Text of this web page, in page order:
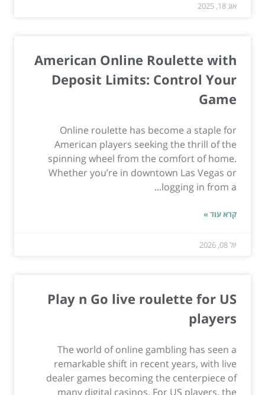
אוג 18, 2025
American Online Roulette with
Deposit Limits: Control Your
Game
Online roulette has become a staple for
American players seeking the thrill of the
spinning wheel from the comfort of home.
Whether you’re in downtown Las Vegas or
logging in from a...
קרא עוד »
יול 08, 2026
Play n Go live roulette for US
players
The world of online gambling has seen a
remarkable shift in recent years, with live
dealer games becoming the centerpiece of
many digital casinos. For US players, the